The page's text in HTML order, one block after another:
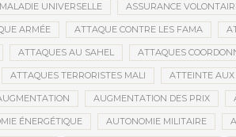
UNIVERSELLE ASSURANCE
ARMÉE ATTAQUE CONTRE LES FAMA
ATTAQUES AU SAHEL ATTAQUES
ATTAQUES TERRORISTES MALI ATTEINTE
AUGMENTATION DES PRIX
ÉNERGÉTIQUE AUTONOMIE MILITAIRE